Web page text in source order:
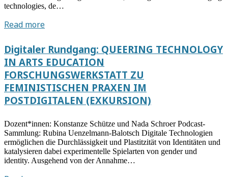
technologies, de…
Read moreVortrag
Suzanne
Treister
am
15.04.2021:
/Hypothetical
Futures:
//’HEXEN
2039//‘
to
//’Technoshamanic
Digitaler Rundgang: QUEERING TECHNOLOGY
IN ARTS EDUCATION
FORSCHUNGSWERKSTATT ZU
FEMINISTISCHEN PRAXEN IM
POSTDIGITALEN (EXKURSION)
Dozent*innen: Konstanze Schütze und Nada Schroer Podcast-
Sammlung: Rubina Uenzelmann-Balotsch Digitale Technologien
ermöglichen die Durchlässigkeit und Plastitzität von Identitäten und
katalysieren dabei experimentelle Spielarten von gender und
identity. Ausgehend von der Annahme…